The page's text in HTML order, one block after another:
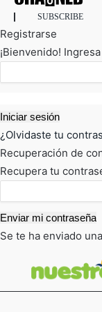
SUBSCRIBE
Registrarse
¡Bienvenido!
¿Olvidaste tu
Recuperación de
Recupera tu
Se te ha enviado